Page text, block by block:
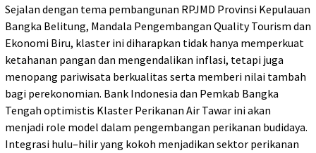
Sejalan dengan tema pembangunan RPJMD Provinsi Kepulauan
Bangka Belitung, Mandala Pengembangan Quality Tourism dan
Ekonomi Biru, klaster ini diharapkan tidak hanya memperkuat
ketahanan pangan dan mengendalikan inflasi, tetapi juga
menopang pariwisata berkualitas serta memberi nilai tambah
bagi perekonomian. Bank Indonesia dan Pemkab Bangka
Tengah optimistis Klaster Perikanan Air Tawar ini akan
menjadi role model dalam pengembangan perikanan budidaya.
Integrasi hulu–hilir yang kokoh menjadikan sektor perikanan